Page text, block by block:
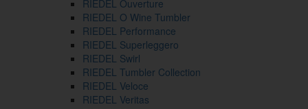
RIEDEL Ouverture
RIEDEL O Wine Tumbler
RIEDEL Performance
RIEDEL Superleggero
RIEDEL Swirl
RIEDEL Tumbler Collection
RIEDEL Veloce
RIEDEL Veritas